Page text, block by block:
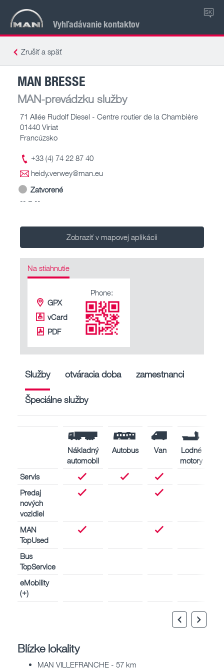
Vyhľadávanie kontaktov
SK
Zrušiť a späť
MAN BRESSE
MAN-prevádzku služby
71 Allée Rudolf Diesel - Centre routier de la Chambière
01440 Viriat
Francúzsko
+33 (4) 74 22 87 40
heidy.verwey@man.eu
Zatvorené
-- – --
Zobraziť v mapovej aplikácii
Na stiahnutie
GPX
vCard
PDF
Phone:
Služby otváracia doba zamestnanci
Špeciálne služby
Nákladný
automobil
Autobus Van
Lodné
motory
Servis
Predaj
nových
vozidiel
MAN
TopUsed
Bus
TopService
eMobility
(+)
Blízke lokality
MAN VILLEFRANCHE - 57 km